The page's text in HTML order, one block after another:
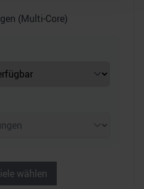
für soziale Medien anbieten
wir Informationen zu Ihrer
Analysen weiter. Unsere
die Sie ihnen bereitgestellt
Ihrer Nutzung der Dienste
(Multi-Core)
wählen